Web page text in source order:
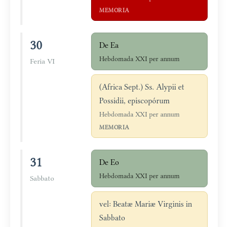
MEMORIA
30
Feria VI
De Ea
Hebdomada XXI per annum
(Africa Sept.) Ss. Alypii et
Possidii, episcopórum
Hebdomada XXI per annum
MEMORIA
31
Sabbato
De Eo
Hebdomada XXI per annum
vel: Beatæ Mariæ Virginis in
Sabbato